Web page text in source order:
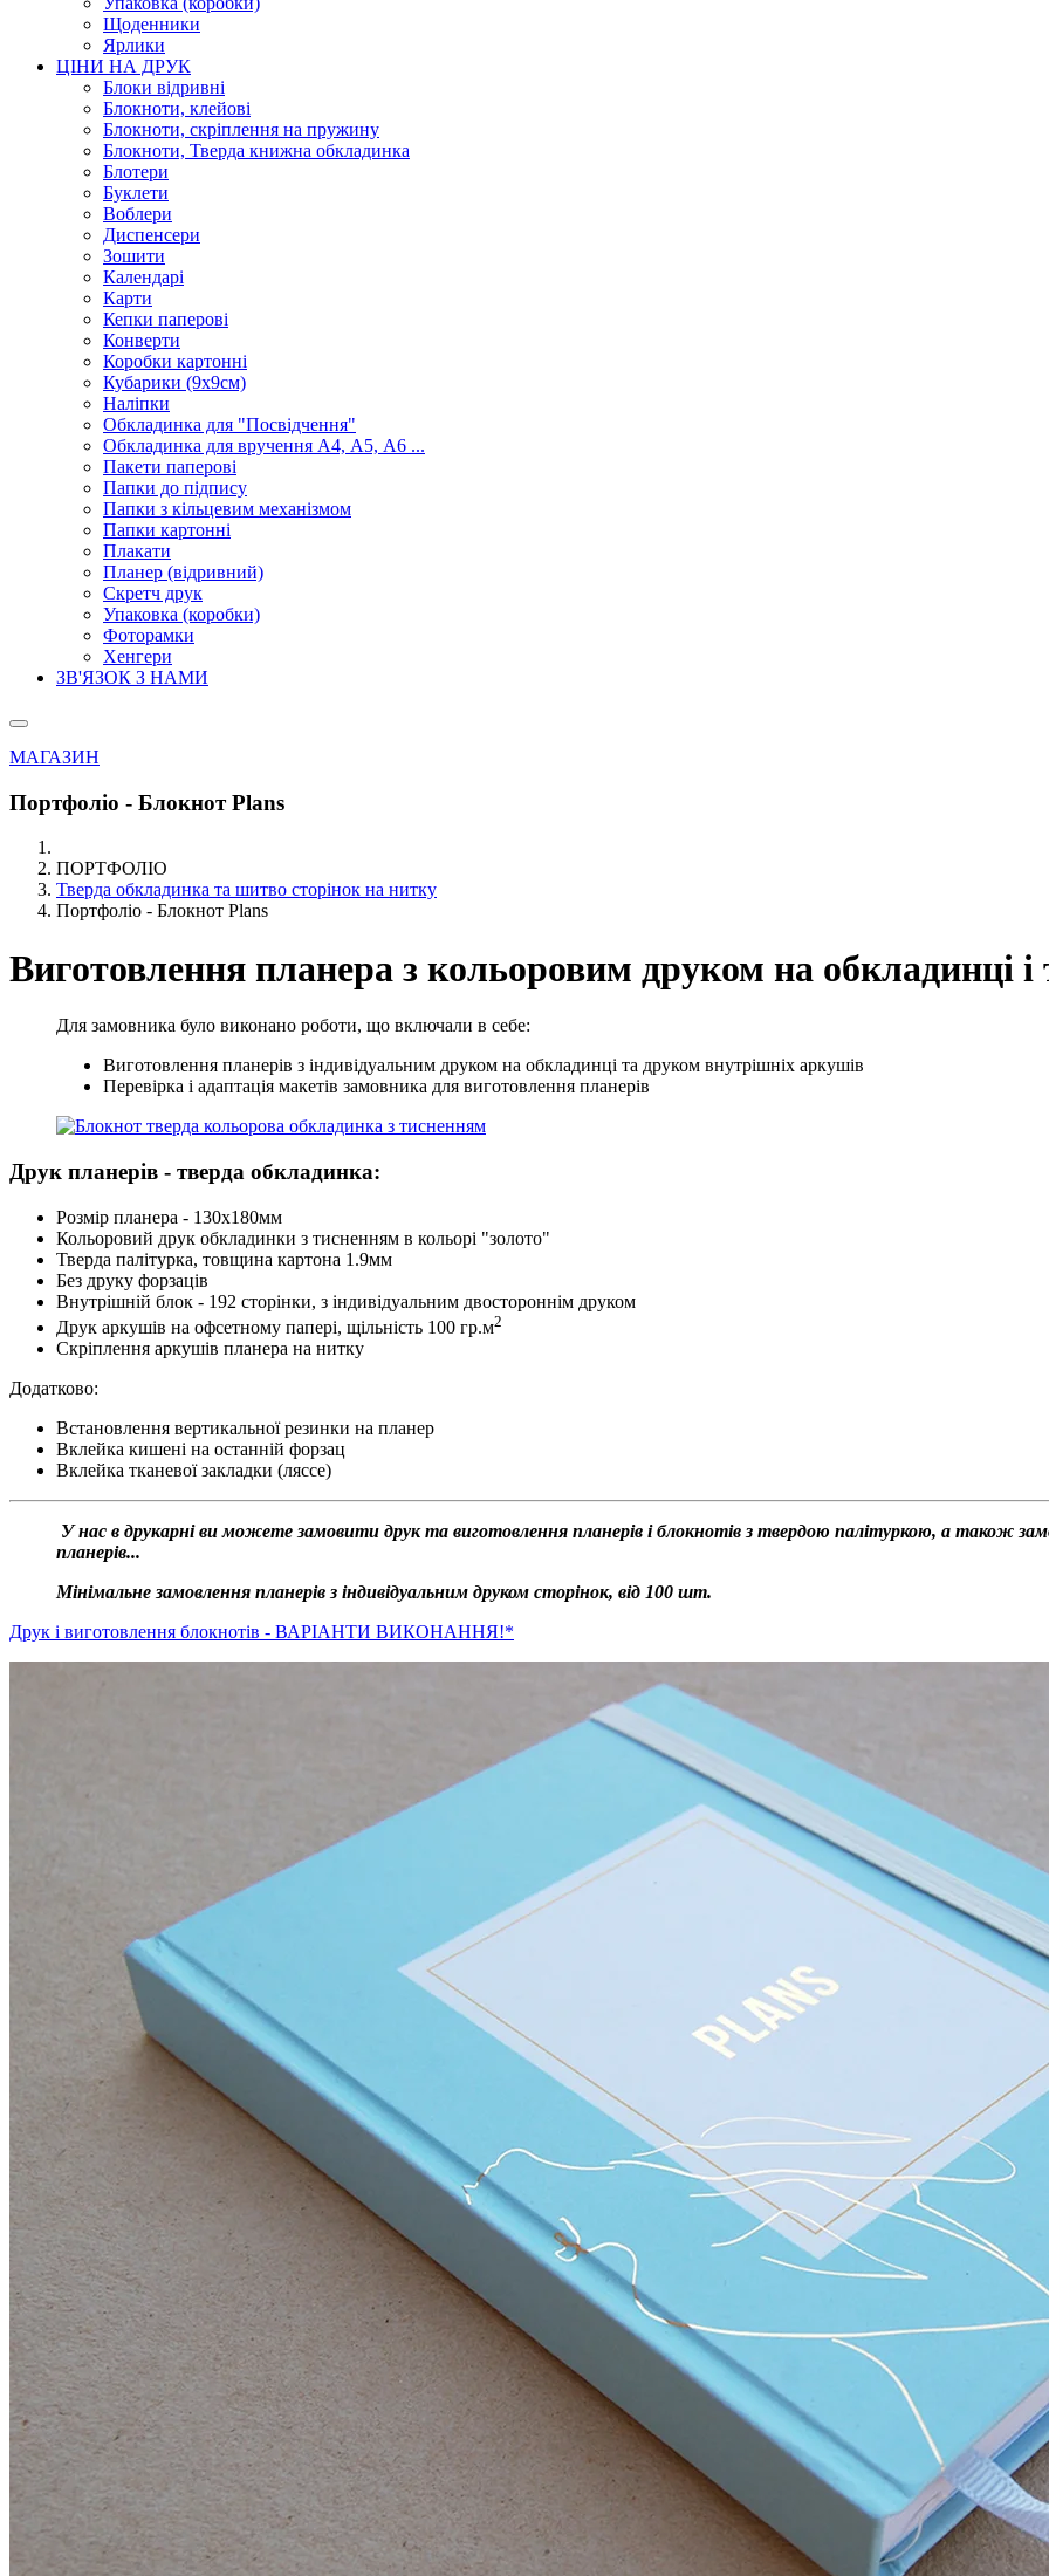
Щоденники
Ярлики
ЦІНИ НА ДРУК
Блоки відривні
Блокноти, клейові
Блокноти, скріплення на пружину
Блокноти, Тверда книжна обкладинка
Блотери
Буклети
Воблери
Диспенсери
Зошити
Календарі
Карти
Кепки паперові
Конверти
Коробки картонні
Кубарики (9х9см)
Наліпки
Обкладинка для "Посвідчення"
Обкладинка для вручення А4, А5, А6 ...
Пакети паперові
Папки до підпису
Папки з кільцевим механізмом
Папки картонні
Плакати
Планер (відривний)
Скретч друк
Упаковка (коробки)
Фоторамки
Хенгери
ЗВ'ЯЗОК З НАМИ
МАГАЗИН
Портфоліо - Блокнот Plans
ПОРТФОЛІО
Тверда обкладинка та шитво сторінок на нитку
Портфоліо - Блокнот Plans
Виготовлення планера з кольоровим друком на обкладинці і
Для замовника було виконано роботи, що включали в себе:
Виготовлення планерів з індивідуальним друком на обкладинці та друком внутрішніх аркушів
Перевірка і адаптація макетів замовника для виготовлення планерів
Друк планерів - тверда обкладинка:
Розмір планера - 130х180мм
Кольоровий друк обкладинки з тисненням в кольорі "золото"
Тверда палітурка, товщина картона 1.9мм
Без друку форзаців
Внутрішній блок - 192 сторінки, з індивідуальним двостороннім друком
Друк аркушів на офсетному папері, щільність 100 гр.м2
Скріплення аркушів планера на нитку
Додатково:
Встановлення вертикальної резинки на планер
Вклейка кишені на останній форзац
Вклейка тканевої закладки (ляссе)
У нас в друкарні ви можете замовити друк та виготовлення планерів і блокнотів з твердою палітуркою, а також
планерів...
Мінімальне замовлення планерів з індивідуальним друком сторінок, від 100 шт.
Друк і виготовлення блокнотів - ВАРІАНТИ ВИКОНАННЯ!*